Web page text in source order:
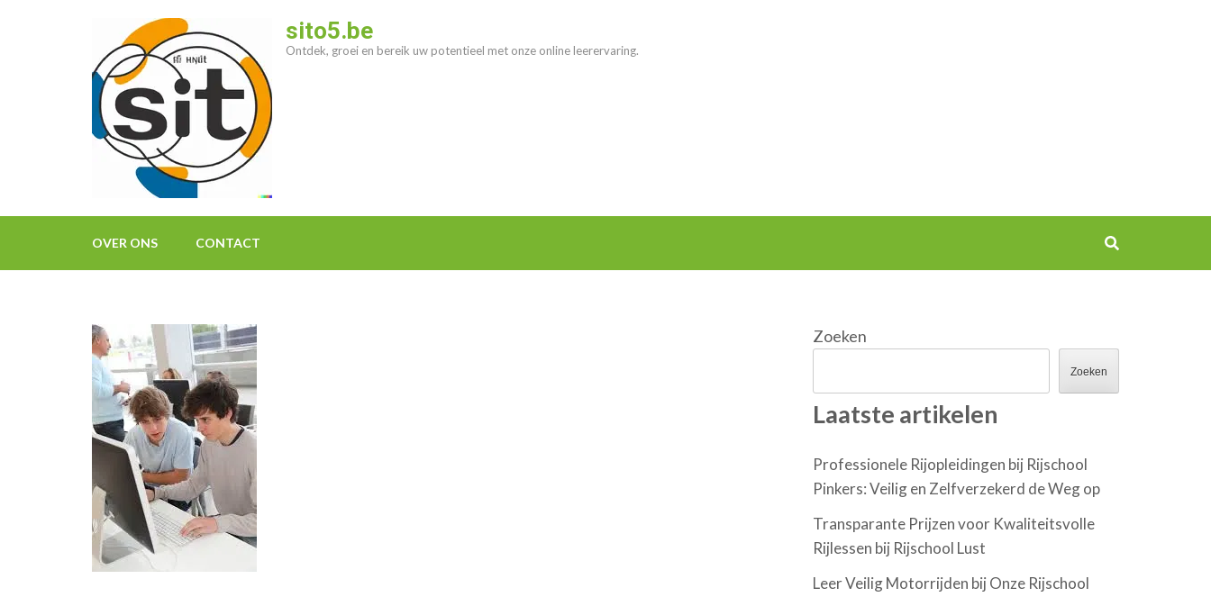
sito5.be
Ontdek, groei en bereik uw potentieel met onze online leerervaring.
OVER ONS CONTACT
Zoeken
Zoeken
Laatste artikelen
Professionele Rijopleidingen bij Rijschool
Pinkers: Veilig en Zelfverzekerd de Weg op
Transparante Prijzen voor Kwaliteitsvolle
Rijlessen bij Rijschool Lust
Leer Veilig Motorrijden bij Onze Rijschool